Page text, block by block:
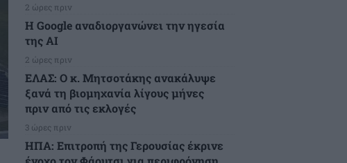
2 ώρες πριν
H Google αναδιοργανώνει την ηγεσία
της AI
2 ώρες πριν
ΕΛΑΣ: Ο κ. Μητσοτάκης ανακάλυψε
ξανά τη βιομηχανία λίγους μήνες
πριν από τις εκλογές
3 ώρες πριν
ΗΠΑ: Επιτροπή της Γερουσίας έκρινε